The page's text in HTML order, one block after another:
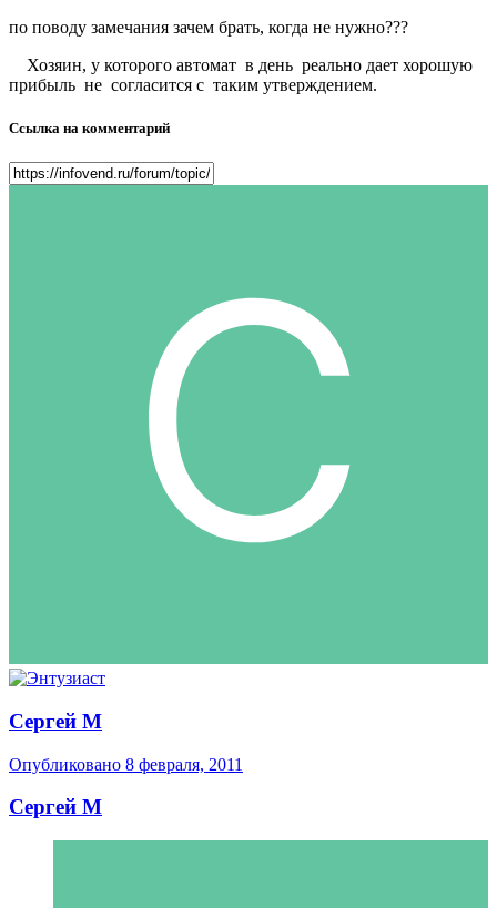
по поводу замечания зачем брать, когда не нужно???
Хозяин, у которого автомат в день реально дает хорошую
прибыль не согласится с таким утверждением.
Ссылка на комментарий
Сергей М
Опубликовано 8 февраля, 2011
Сергей М